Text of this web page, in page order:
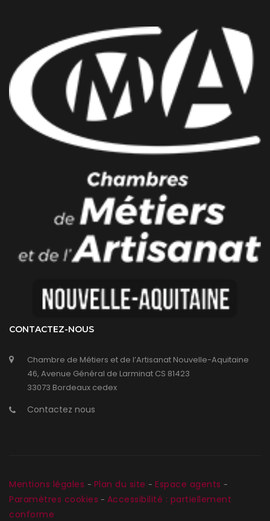
CONTACTEZ-NOUS
Chambre de Métiers et de l’Artisanat Nouvelle-Aquitaine
46, Avenue Général de Larminat CS 81423
33073 Bordeaux cedex
Contactez nous
Mentions légales - Plan du site - Espace agents -
Paramètres cookies - Accessibilité : partiellement
conforme